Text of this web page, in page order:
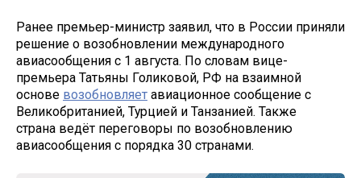
Ранее премьер-министр заявил, что в России приняли
решение о возобновлении международного
авиасообщения с 1 августа. По словам вице-
премьера Татьяны Голиковой, РФ на взаимной
основе возобновляет авиационное сообщение с
Великобританией, Турцией и Танзанией. Также
страна ведёт переговоры по возобновлению
авиасообщения с порядка 30 странами.